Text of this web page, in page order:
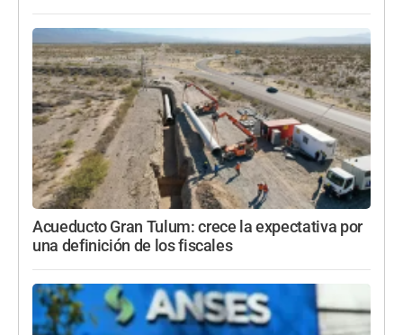
Acueducto Gran Tulum: crece la expectativa por
una definición de los fiscales